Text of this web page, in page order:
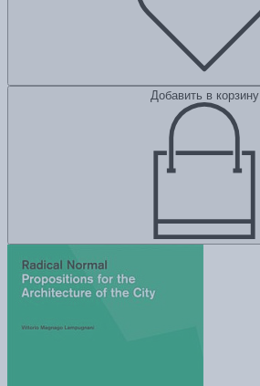
Добавить в корзину